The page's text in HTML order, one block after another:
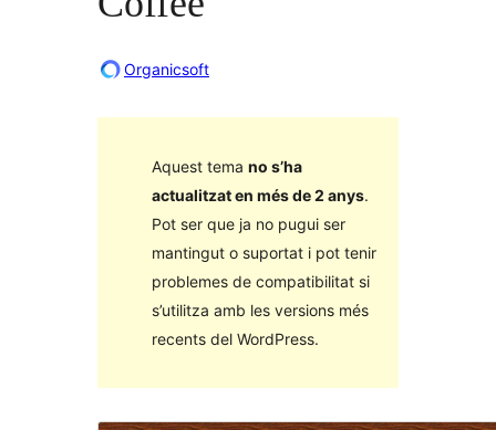
Organicsoft
Aquest tema no s’ha
actualitzat en més de 2 anys.
Pot ser que ja no pugui ser
mantingut o suportat i pot tenir
problemes de compatibilitat si
s’utilitza amb les versions més
recents del WordPress.